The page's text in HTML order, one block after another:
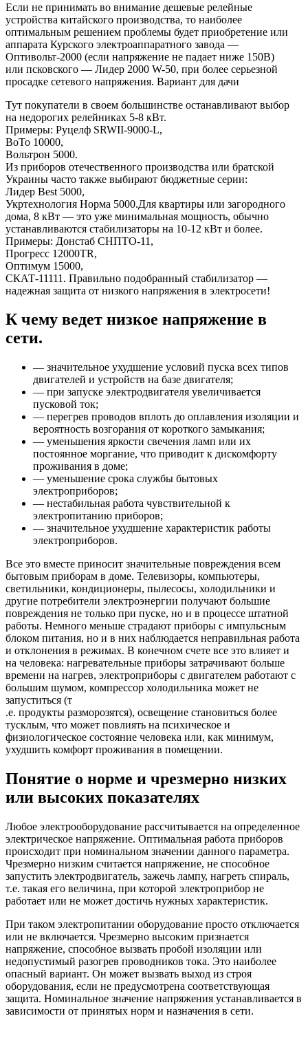
Если не принимать во внимание дешевые релейные
устройства китайского производства, то наиболее
оптимальным решением проблемы будет приобретение или
аппарата Курского электроаппаратного завода —
Оптивольт-2000 (если напряжение не падает ниже 150В)
или псковского — Лидер 2000 W-50, при более серьезной
просадке сетевого напряжения. Вариант для дачи
Тут покупатели в своем большинстве останавливают выбор
на недорогих релейниках 5-8 кВт.
Примеры: Руцелф SRWII-9000-L,
ВоТо 10000,
Вольтрон 5000.
Из приборов отечественного производства или братской
Украины часто также выбирают бюджетные серии:
Лидер Best 5000,
Укртехнология Норма 5000.Для квартиры или загородного
дома, 8 кВт — это уже минимальная мощность, обычно
устанавливаются стабилизаторы на 10-12 кВт и более.
Примеры: Донстаб СНПТО-11,
Прогресс 12000TR,
Оптимум 15000,
СКАТ-11111. Правильно подобранный стабилизатор —
надежная защита от низкого напряжения в электросети!
К чему ведет низкое напряжение в
сети.
— значительное ухудшение условий пуска всех типов
двигателей и устройств на базе двигателя;
— при запуске электродвигателя увеличивается
пусковой ток;
— перегрев проводов вплоть до оплавления изоляции и
вероятность возгорания от короткого замыкания;
— уменьшения яркости свечения ламп или их
постоянное моргание, что приводит к дискомфорту
проживания в доме;
— уменьшение срока службы бытовых
электроприборов;
— нестабильная работа чувствительной к
электропитанию приборов;
— значительное ухудшение характеристик работы
электроприборов.
Все это вместе приносит значительные повреждения всем
бытовым приборам в доме. Телевизоры, компьютеры,
светильники, кондиционеры, пылесосы, холодильники и
другие потребители электроэнергии получают большие
повреждения не только при пуске, но и в процессе штатной
работы. Немного меньше страдают приборы с импульсным
блоком питания, но и в них наблюдается неправильная работа
и отклонения в режимах. В конечном счете все это влияет и
на человека: нагревательные приборы затрачивают больше
времени на нагрев, электроприборы с двигателем работают с
большим шумом, компрессор холодильника может не
запуститься (т
.е. продукты разморозятся), освещение становиться более
тусклым, что может повлиять на психическое и
физиологическое состояние человека или, как минимум,
ухудшить комфорт проживания в помещении.
Понятие о норме и чрезмерно низких
или высоких показателях
Любое электрооборудование рассчитывается на определенное
электрическое напряжение. Оптимальная работа приборов
происходит при номинальном значении данного параметра.
Чрезмерно низким считается напряжение, не способное
запустить электродвигатель, зажечь лампу, нагреть спираль,
т.е. такая его величина, при которой электроприбор не
работает или не может достичь нужных характеристик.
При таком электропитании оборудование просто отключается
или не включается. Чрезмерно высоким признается
напряжение, способное вызвать пробой изоляции или
недопустимый разогрев проводников тока. Это наиболее
опасный вариант. Он может вызвать выход из строя
оборудования, если не предусмотрена соответствующая
защита. Номинальное значение напряжения устанавливается в
зависимости от принятых норм и назначения в сети.